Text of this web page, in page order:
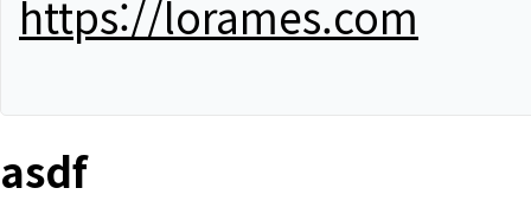
https://lorames.com
asdf